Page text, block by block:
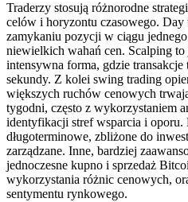
Traderzy stosują różnorodne
celów i horyzontu czasowego.
zamykaniu pozycji w ciągu
niewielkich wahań cen. Scalping to
intensywna forma, gdzie
sekundy. Z kolei swing trading
większych ruchów cenowych
tygodni, często z wykorzystaniem
identyfikacji stref wsparcia i
długoterminowe, zbliżone do
zarządzane. Inne, bardziej
jednoczesne kupno i sprzedaż
wykorzystania różnic cenowych,
sentymentu rynkowego.